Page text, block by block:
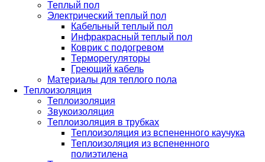
Теплый пол
Электрический теплый пол
Кабельный теплый пол
Инфракрасный теплый пол
Коврик с подогревом
Терморегуляторы
Греющий кабель
Материалы для теплого пола
Теплоизоляция
Теплоизоляция
Звукоизоляция
Теплоизоляция в трубках
Теплоизоляция из вспененного каучука
Теплоизоляция из вспененного
полиэтилена